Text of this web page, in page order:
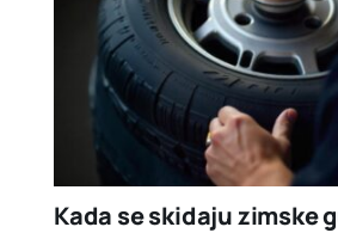
Kada se skidaju zimske